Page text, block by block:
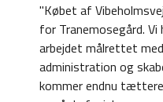
"Købet af
for Tranemosegård.
arbejdet målrettet
administration og
kommer endnu